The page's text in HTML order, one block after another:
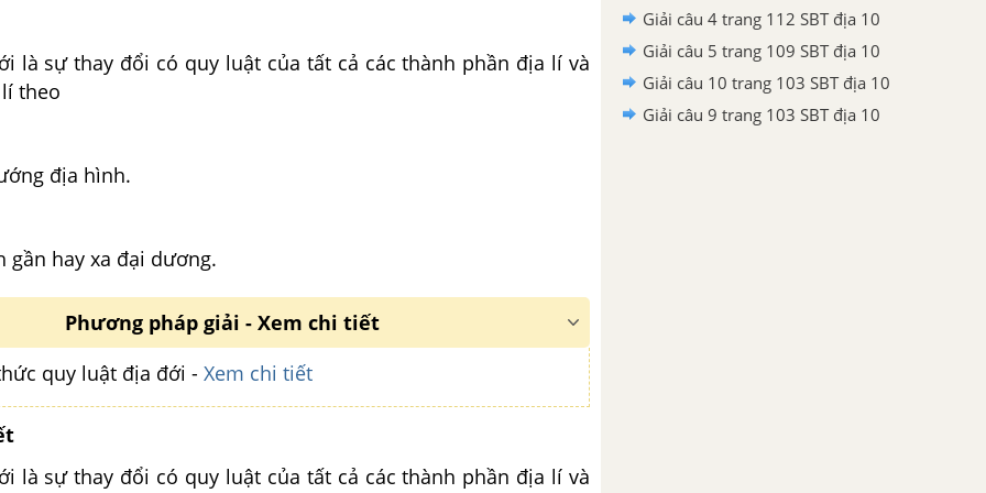
là sự thay đổi có quy luật của tất cả các thành phần địa lí và
theo
địa hình.
gần hay xa đại dương.
Phương pháp giải - Xem chi tiết
quy luật địa đới - Xem chi tiết
là sự thay đổi có quy luật của tất cả các thành phần địa lí và
Giải câu 4 trang 112 SBT địa 10
Giải câu 5 trang 109 SBT địa 10
Giải câu 10 trang 103 SBT địa 10
Giải câu 9 trang 103 SBT địa 10